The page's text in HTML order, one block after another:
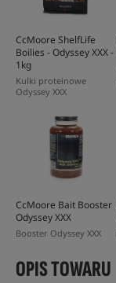
CcMoore ShelfLife
Boilies - Odyssey XXX -
1kg
Kulki proteinowe
Odyssey XXX
CcMoore Bait Booster
Odyssey XXX
Booster Odyssey XXX
OPIS TOWARU